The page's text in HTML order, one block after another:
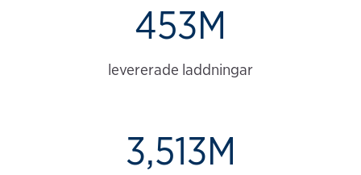
453M
levererade laddningar
3,513M